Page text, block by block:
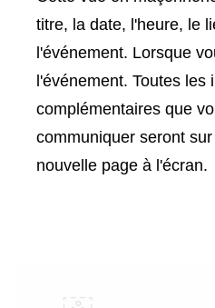
titre, la date, l'heure, le
l'événement. Lorsque
l'événement. Toutes les
complémentaires que
communiquer seront
nouvelle page à l'écran.